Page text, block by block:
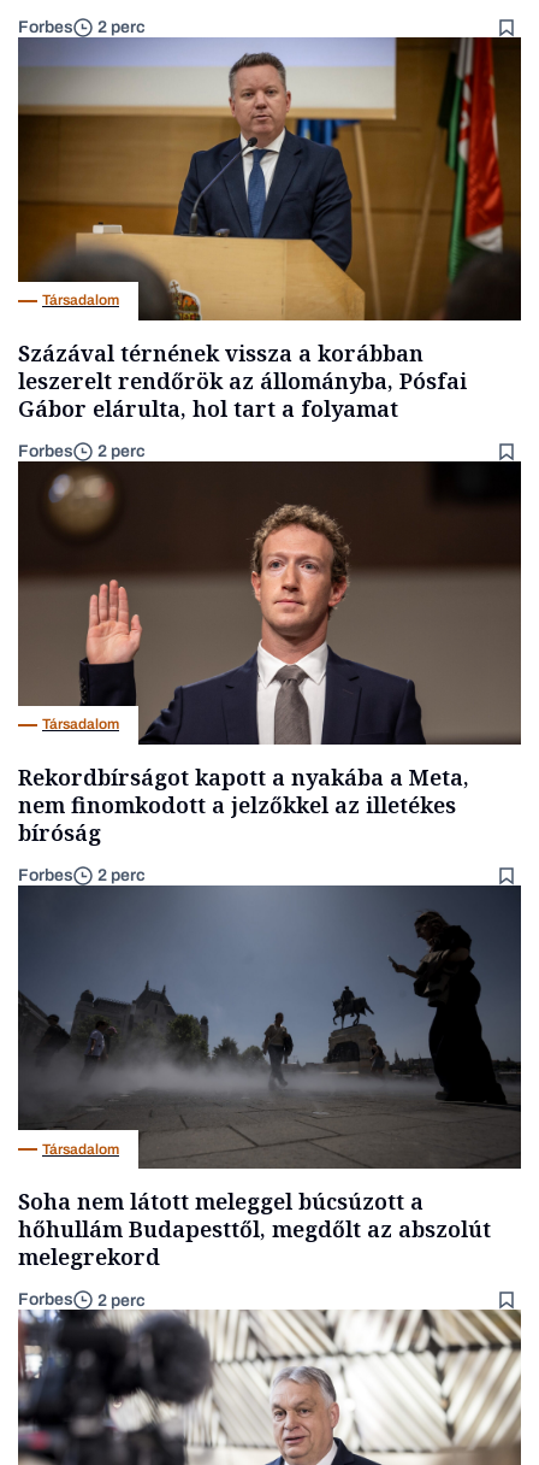
Forbes 2 perc
Társadalom
Százával térnének vissza a korábban
leszerelt rendőrök az állományba, Pósfai
Gábor elárulta, hol tart a folyamat
Forbes 2 perc
Társadalom
Rekordbírságot kapott a nyakába a Meta,
nem finomkodott a jelzőkkel az illetékes
bíróság
Forbes 2 perc
Társadalom
Soha nem látott meleggel búcsúzott a
hőhullám Budapesttől, megdőlt az abszolút
melegrekord
Forbes 2 perc